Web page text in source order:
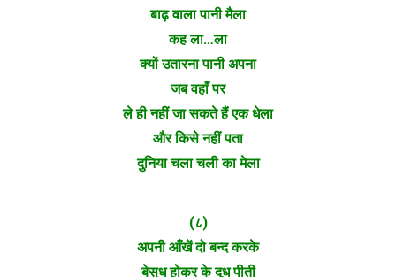
बाढ़ वाला पानी मैला
कह ला…ला
क्यों उतारना पानी अपना
जब वहाँ पर
ले ही नहीं जा सकते हैं एक धेला
और किसे नहीं पता
दुनिया चला चली का मेला
(८)
अपनी आँखें दो बन्द करके
बेसुध होकर के दूध पीती